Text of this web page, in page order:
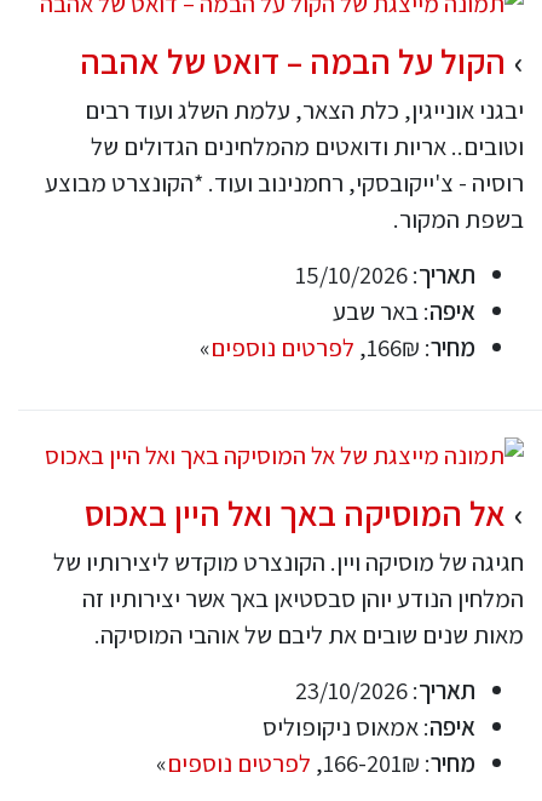
הקול על הבמה – דואט של אהבה
יבגני אונייגין, כלת הצאר, עלמת השלג ועוד רבים
וטובים.. אריות ודואטים מהמלחינים הגדולים של
רוסיה - צ'ייקובסקי, רחמנינוב ועוד. *הקונצרט מבוצע
בשפת המקור.
תאריך: 15/10/2026
איפה: באר שבע
מחיר: 166₪, לפרטים נוספים»
אל המוסיקה באך ואל היין באכוס
חגיגה של מוסיקה ויין. הקונצרט מוקדש ליצירותיו של
המלחין הנודע יוהן סבסטיאן באך אשר יצירותיו זה
מאות שנים שובים את ליבם של אוהבי המוסיקה.
תאריך: 23/10/2026
איפה: אמאוס ניקופוליס
מחיר: 166-201₪, לפרטים נוספים»